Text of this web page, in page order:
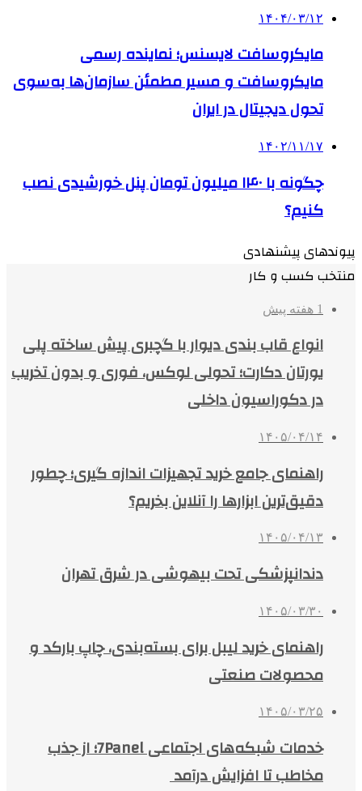
۱۴۰۴/۰۳/۱۲
مایکروسافت لایسنس؛ نماینده رسمی
مایکروسافت و مسیر مطمئن سازمان‌ها به‌سوی
تحول دیجیتال در ایران
۱۴۰۲/۱۱/۱۷
چگونه با ۱۴۰ میلیون تومان پنل خورشیدی نصب
کنیم؟
پیوندهای پیشنهادی
منتخب کسب و کار
1 هفته پیش
انواع قاب بندی دیوار با گچبری پیش ساخته پلی
یورتان دکارت؛ تحولی لوکس، فوری و بدون تخریب
در دکوراسیون داخلی
۱۴۰۵/۰۴/۱۴
راهنمای جامع خرید تجهیزات اندازه گیری؛ چطور
دقیق‌ترین ابزارها را آنلاین بخریم؟
۱۴۰۵/۰۴/۱۳
دندانپزشکی تحت بیهوشی در شرق تهران
۱۴۰۵/۰۳/۳۰
راهنمای خرید لیبل برای بسته‌بندی، چاپ بارکد و
محصولات صنعتی
۱۴۰۵/۰۳/۲۵
خدمات شبکه‌های اجتماعی 7Panel؛ از جذب
مخاطب تا افزایش درآمد